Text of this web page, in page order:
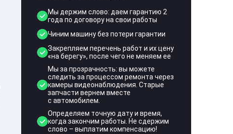
Мы держим слово: даем гарантию 2
года по договору на свои работы
Чиним машину без потери гарантии
Закрепляем перечень работ и их цену
«на берегу», после чего не меняем ее
Мы за прозрачность: вы можете
следить за процессом ремонта через
камеры видеонаблюдения. Старые
запчасти вернем вместе
с автомобилем.
Определяем точную дату и время,
когда закончим работы. Не сдержим
слово – выплатим компенсацию!